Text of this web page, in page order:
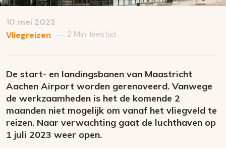
10 mei 2023
Vliegreizen — 2 Min. leestijd
De start- en landingsbanen van Maastricht
Aachen Airport worden gerenoveerd. Vanwege
de werkzaamheden is het de komende 2
maanden niet mogelijk om vanaf het vliegveld te
reizen. Naar verwachting gaat de luchthaven op
1 juli 2023 weer open.